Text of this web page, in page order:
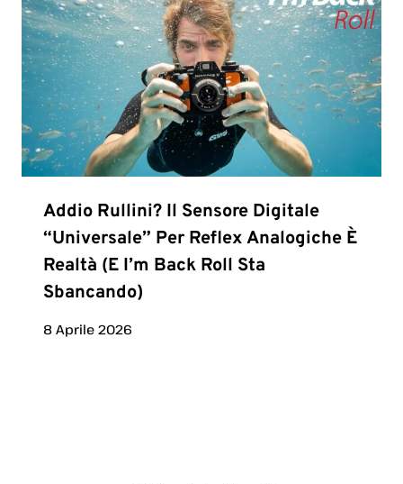
Addio Rullini? Il Sensore Digitale
“universale” Per Reflex Analogiche È
Realtà (e I’m Back Roll Sta
Sbancando)
8 Aprile 2026